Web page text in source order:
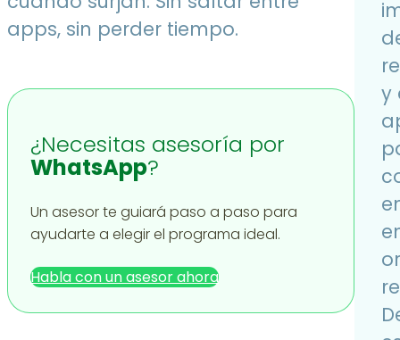
apps, sin perder tiempo.
¿Necesitas asesoría por
WhatsApp?
Un asesor te guiará paso a paso para
ayudarte a elegir el programa ideal.
Habla con un asesor ahora
y